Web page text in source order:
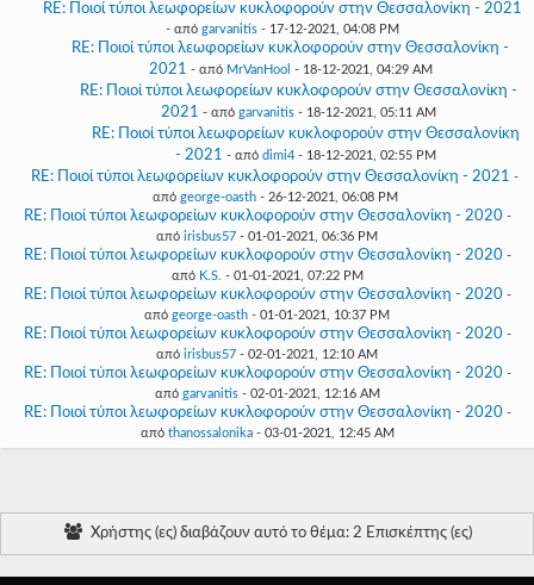
RE: Ποιοί τύποι λεωφορείων κυκλοφορούν στην Θεσσαλονίκη - 2021
- από garvanitis - 17-12-2021, 04:08 PM
RE: Ποιοί τύποι λεωφορείων κυκλοφορούν στην Θεσσαλονίκη -
2021 - από MrVanHool - 18-12-2021, 04:29 AM
RE: Ποιοί τύποι λεωφορείων κυκλοφορούν στην Θεσσαλονίκη -
2021 - από garvanitis- 18-12-2021, 05:11 AM
RE: Ποιοί τύποι λεωφορείων κυκλοφορούν στην Θεσσαλονίκη
- 2021 - από dimi4 - 18-12-2021, 02:55 PM
RE: Ποιοί τύποι λεωφορείων κυκλοφορούν στην Θεσσαλονίκη - 2021 -
από george-oasth- 26-12-2021, 06:08 PM
RE: Ποιοί τύποι λεωφορείων κυκλοφορούν στην Θεσσαλονίκη - 2020 -
από irisbus57 - 01-01-2021, 06:36 PM
RE: Ποιοί τύποι λεωφορείων κυκλοφορούν στην Θεσσαλονίκη - 2020 -
από K.S. - 01-01-2021, 07:22 PM
RE: Ποιοί τύποι λεωφορείων κυκλοφορούν στην Θεσσαλονίκη - 2020 -
από george-oasth - 01-01-2021, 10:37 PM
RE: Ποιοί τύποι λεωφορείων κυκλοφορούν στην Θεσσαλονίκη - 2020 -
από irisbus57 - 02-01-2021, 12:10 AM
RE: Ποιοί τύποι λεωφορείων κυκλοφορούν στην Θεσσαλονίκη - 2020 -
από garvanitis- 02-01-2021, 12:16 AM
RE: Ποιοί τύποι λεωφορείων κυκλοφορούν στην Θεσσαλονίκη - 2020 -
από thanossalonika- 03-01-2021, 12:45 AM
Χρήστης (ες) διαβάζουν αυτό το θέμα: 2 Επισκέπτης (ες)